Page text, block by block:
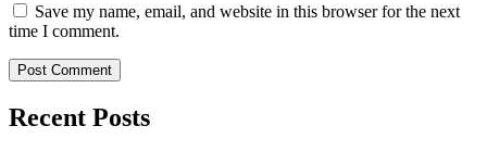
Save my name, email, and website in this browser for the next
time I comment.
Recent Posts